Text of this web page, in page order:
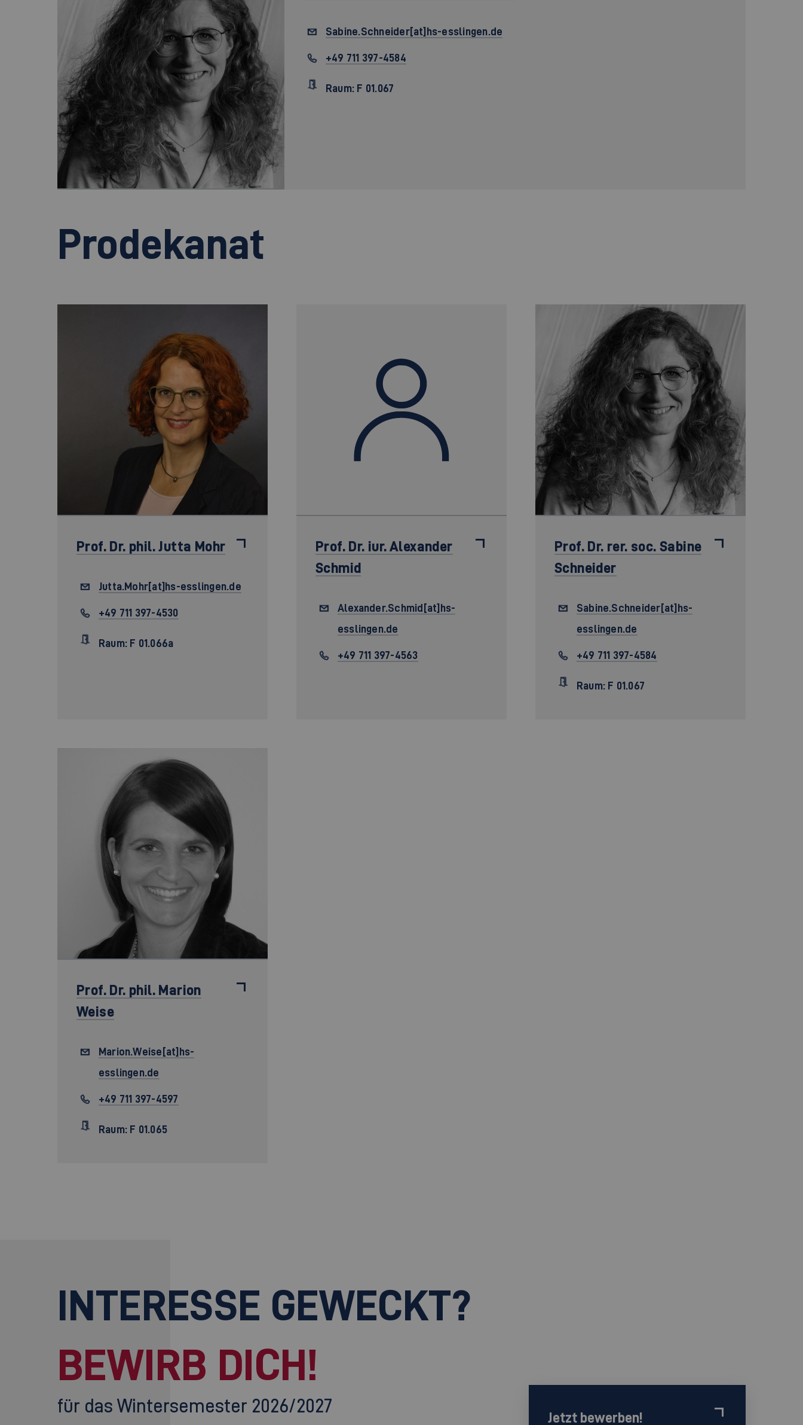
Sabine.Schneider[at]hs-esslingen.de
+49 711 397-4584
Raum: F 01.067
Prodekanat
Prof. Dr. phil.Jutta Mohr
Jutta.Mohr[at]hs-esslingen.de
+49 711 397-4530
Raum: F 01.066a
Prof. Dr. iur.Alexander
Schmid
Alexander.Schmid[at]hs-
esslingen.de
+49 711 397-4563
Prof. Dr. rer. soc. Sabine
Schneider
Sabine.Schneider[at]hs-
esslingen.de
+49 711 397-4584
Raum: F 01.067
Prof. Dr. phil. Marion
Weise
Marion.Weise[at]hs-
esslingen.de
+49 711 397-4597
Raum: F 01.065
INTERESSE GEWECKT?
BEWIRB DICH!
für das Wintersemester 2026/2027
Jetzt bewerben!